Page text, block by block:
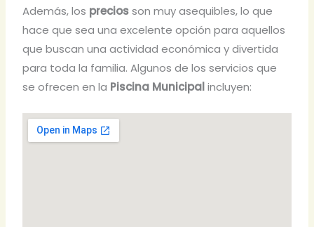
Además, los preciosson muy asequibles, lo que
hace que sea una excelente opción para aquellos
que buscan una actividad económica y divertida
para toda la familia. Algunos de los servicios que
se ofrecen en la Piscina Municipal incluyen: